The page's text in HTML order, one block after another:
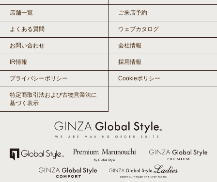
店舗一覧 ご来店予約
よくある質問 ウェブカタログ
お問い合わせ 会社情報
IR情報 採用情報
プライバシーポリシー Cookieポリシー
特定商取引法および古物営業法に
基づく表示